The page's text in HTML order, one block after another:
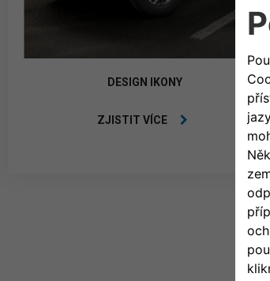
DESIGN IKONY
ZJISTIT VÍCE